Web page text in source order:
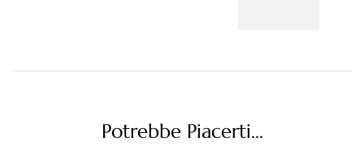
Potrebbe Piacerti...